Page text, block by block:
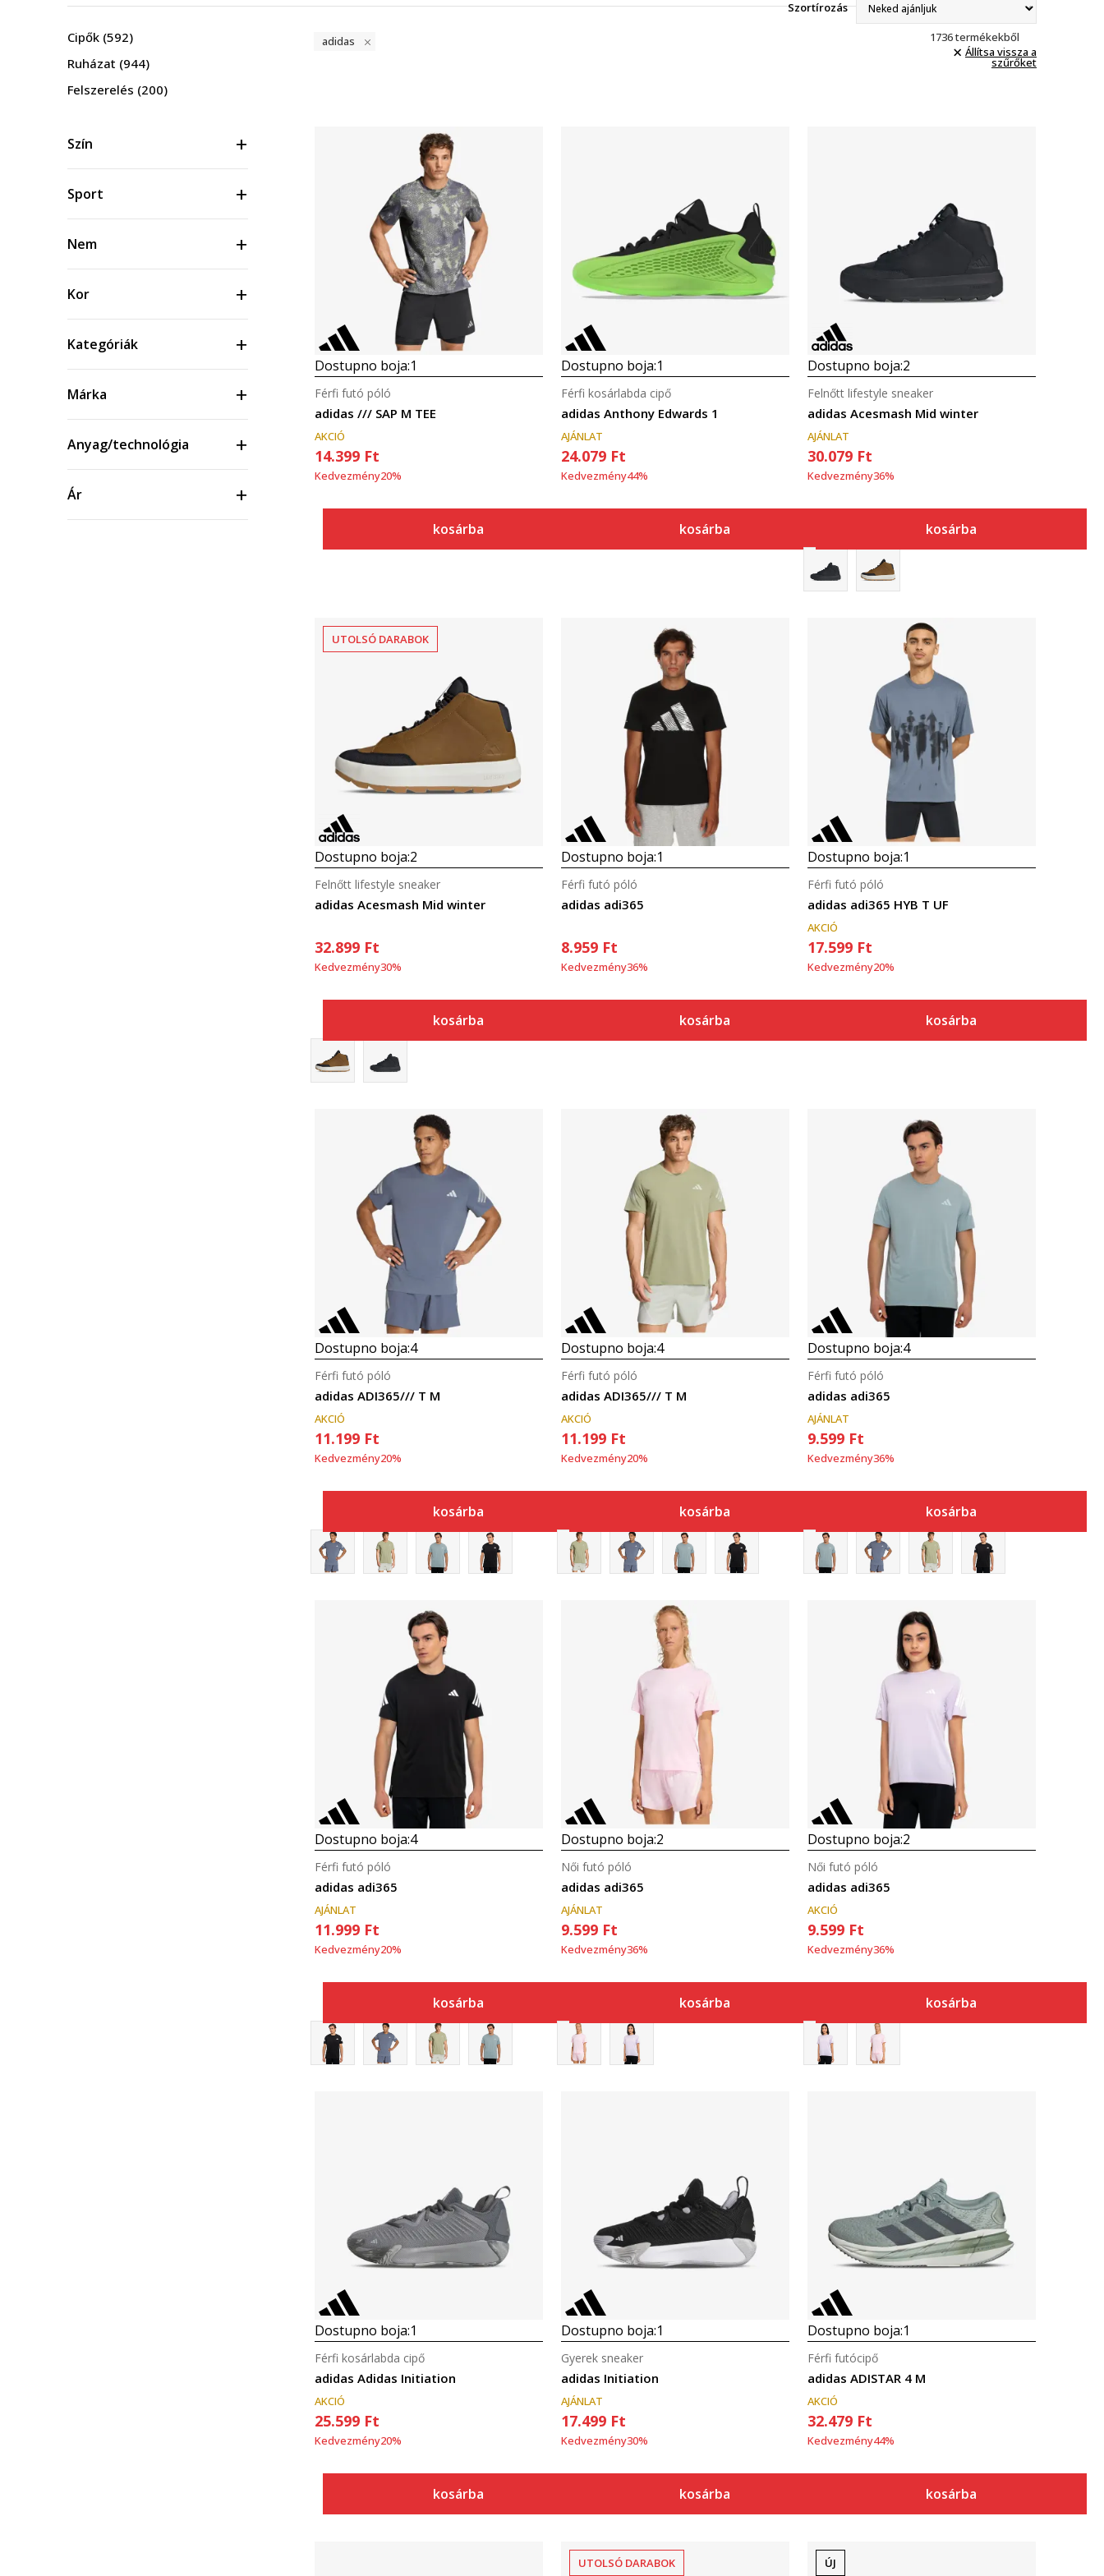
Szortírozás
Cipők (592)
Ruházat (944)
Felszerelés (200)
Szín
Sport
Nem
Kor
Kategóriák
Márka
Anyag/technológia
Ár
adidas 1736termékekből
Állítsa vissza a
szűrőket
Összehasonlítás
Dostupno boja:1
adidas /// SAP M TEE
Férfi futó póló
AKCIÓ
14.399 Ft
Kedvezmény20%
kosárba
Összehasonlítás
Dostupno boja:1
adidas Anthony Edwards 1
Férfi kosárlabda cipő
AJÁNLAT
24.079 Ft
Kedvezmény44%
kosárba
Összehasonlítás
Dostupno boja:2
adidas Acesmash Mid winter
Felnőtt lifestyle sneaker
AJÁNLAT
30.079 Ft
Kedvezmény36%
kosárba
Összehasonlítás
UTOLSÓ DARABOK
Dostupno boja:2
adidas Acesmash Mid winter
Felnőtt lifestyle sneaker
32.899 Ft
Kedvezmény30%
kosárba
Összehasonlítás
Dostupno boja:1
adidas adi365
Férfi futó póló
8.959 Ft
Kedvezmény36%
kosárba
Összehasonlítás
Dostupno boja:1
adidas adi365 HYB T UF
Férfi futó póló
AKCIÓ
17.599 Ft
Kedvezmény20%
kosárba
Összehasonlítás
Dostupno boja:4
adidas ADI365/// T M
Férfi futó póló
AKCIÓ
11.199 Ft
Kedvezmény20%
kosárba
Összehasonlítás
Dostupno boja:4
adidas ADI365/// T M
Férfi futó póló
AKCIÓ
11.199 Ft
Kedvezmény20%
kosárba
Összehasonlítás
Dostupno boja:4
adidas adi365
Férfi futó póló
AJÁNLAT
9.599 Ft
Kedvezmény36%
kosárba
Összehasonlítás
Dostupno boja:4
adidas adi365
Férfi futó póló
AJÁNLAT
11.999 Ft
Kedvezmény20%
kosárba
Összehasonlítás
Dostupno boja:2
adidas adi365
Női futó póló
AJÁNLAT
9.599 Ft
Kedvezmény36%
kosárba
Összehasonlítás
Dostupno boja:2
adidas adi365
Női futó póló
AKCIÓ
9.599 Ft
Kedvezmény36%
kosárba
Összehasonlítás
Dostupno boja:1
adidas Adidas Initiation
Férfi kosárlabda cipő
AKCIÓ
25.599 Ft
Kedvezmény20%
kosárba
Összehasonlítás
Dostupno boja:1
adidas Initiation
Gyerek sneaker
AJÁNLAT
17.499 Ft
Kedvezmény30%
kosárba
Összehasonlítás
Dostupno boja:1
adidas ADISTAR 4 M
Férfi futócipő
AKCIÓ
32.479 Ft
Kedvezmény44%
kosárba
UTOLSÓ DARABOK ÚJ